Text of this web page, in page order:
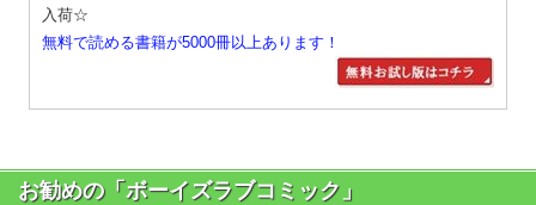
入荷☆
無料で読める書籍が5000冊以上あります！
お勧めの「ボーイズラブコミック」